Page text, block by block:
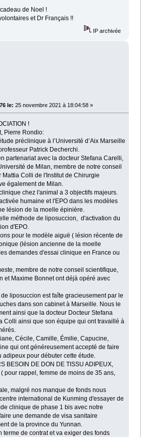
de Noel !
et Dr Français !!
IP archivée
le: 25 novembre 2021 à 18:04:58 »
!
Pierre Rondio:
préclinique à l’Université d’Aix Marseille
Patrick Decherchi.
partenariat avec la docteur Stefana Carelli,
de Milan, membre de notre conseil
Colli de l'Institut de Chirurgie
également de Milan.
chez l'animal a 3 objectifs majeurs.
humaine et l'EPO dans les modèles
lésion de la moelle épinière.
méthode de liposuccion, d'activation du
d'EPO.
pour le modèle aiguë ( lésion récente de
(lésion ancienne de la moelle
demandes d'essai clinique en France ou
membre de notre conseil scientifique,
et Maxime Bonnet ont déjà opéré avec
liposuccion est faîte gracieusement par le
dans son cabinet à Marseille. Nous le
ainsi que la docteur Docteur Stefana
Colli ainsi que son équipe qui ont travaillé à
Cécile, Camille, Émilie, Capucine,
qui ont généreusement accepté de faire
pour débuter cette étude.
BESOIN DE DON DE TISSU ADIPEUX,
pour rappel, femme de moins de 35 ans,
malgré nos manque de fonds nous
international de Kunming d'essayer de
clinique de phase 1 bis avec notre
une demande de visa sanitaire
de la province du Yunnan.
de contrat et va exiger des fonds